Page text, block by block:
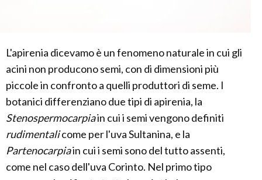
L'apirenia dicevamo è un fenomeno naturale in cui gli
acini non producono semi, con di dimensioni più
piccole in confronto a quelli produttori di seme. I
botanici differenziano due tipi di apirenia, la
Stenospermocarpiain cui i semi vengono definiti
rudimentalicome per l'uva Sultanina, e la
Partenocarpiain cui i semi sono del tutto assenti,
come nel caso dell'uva Corinto. Nel primo tipo